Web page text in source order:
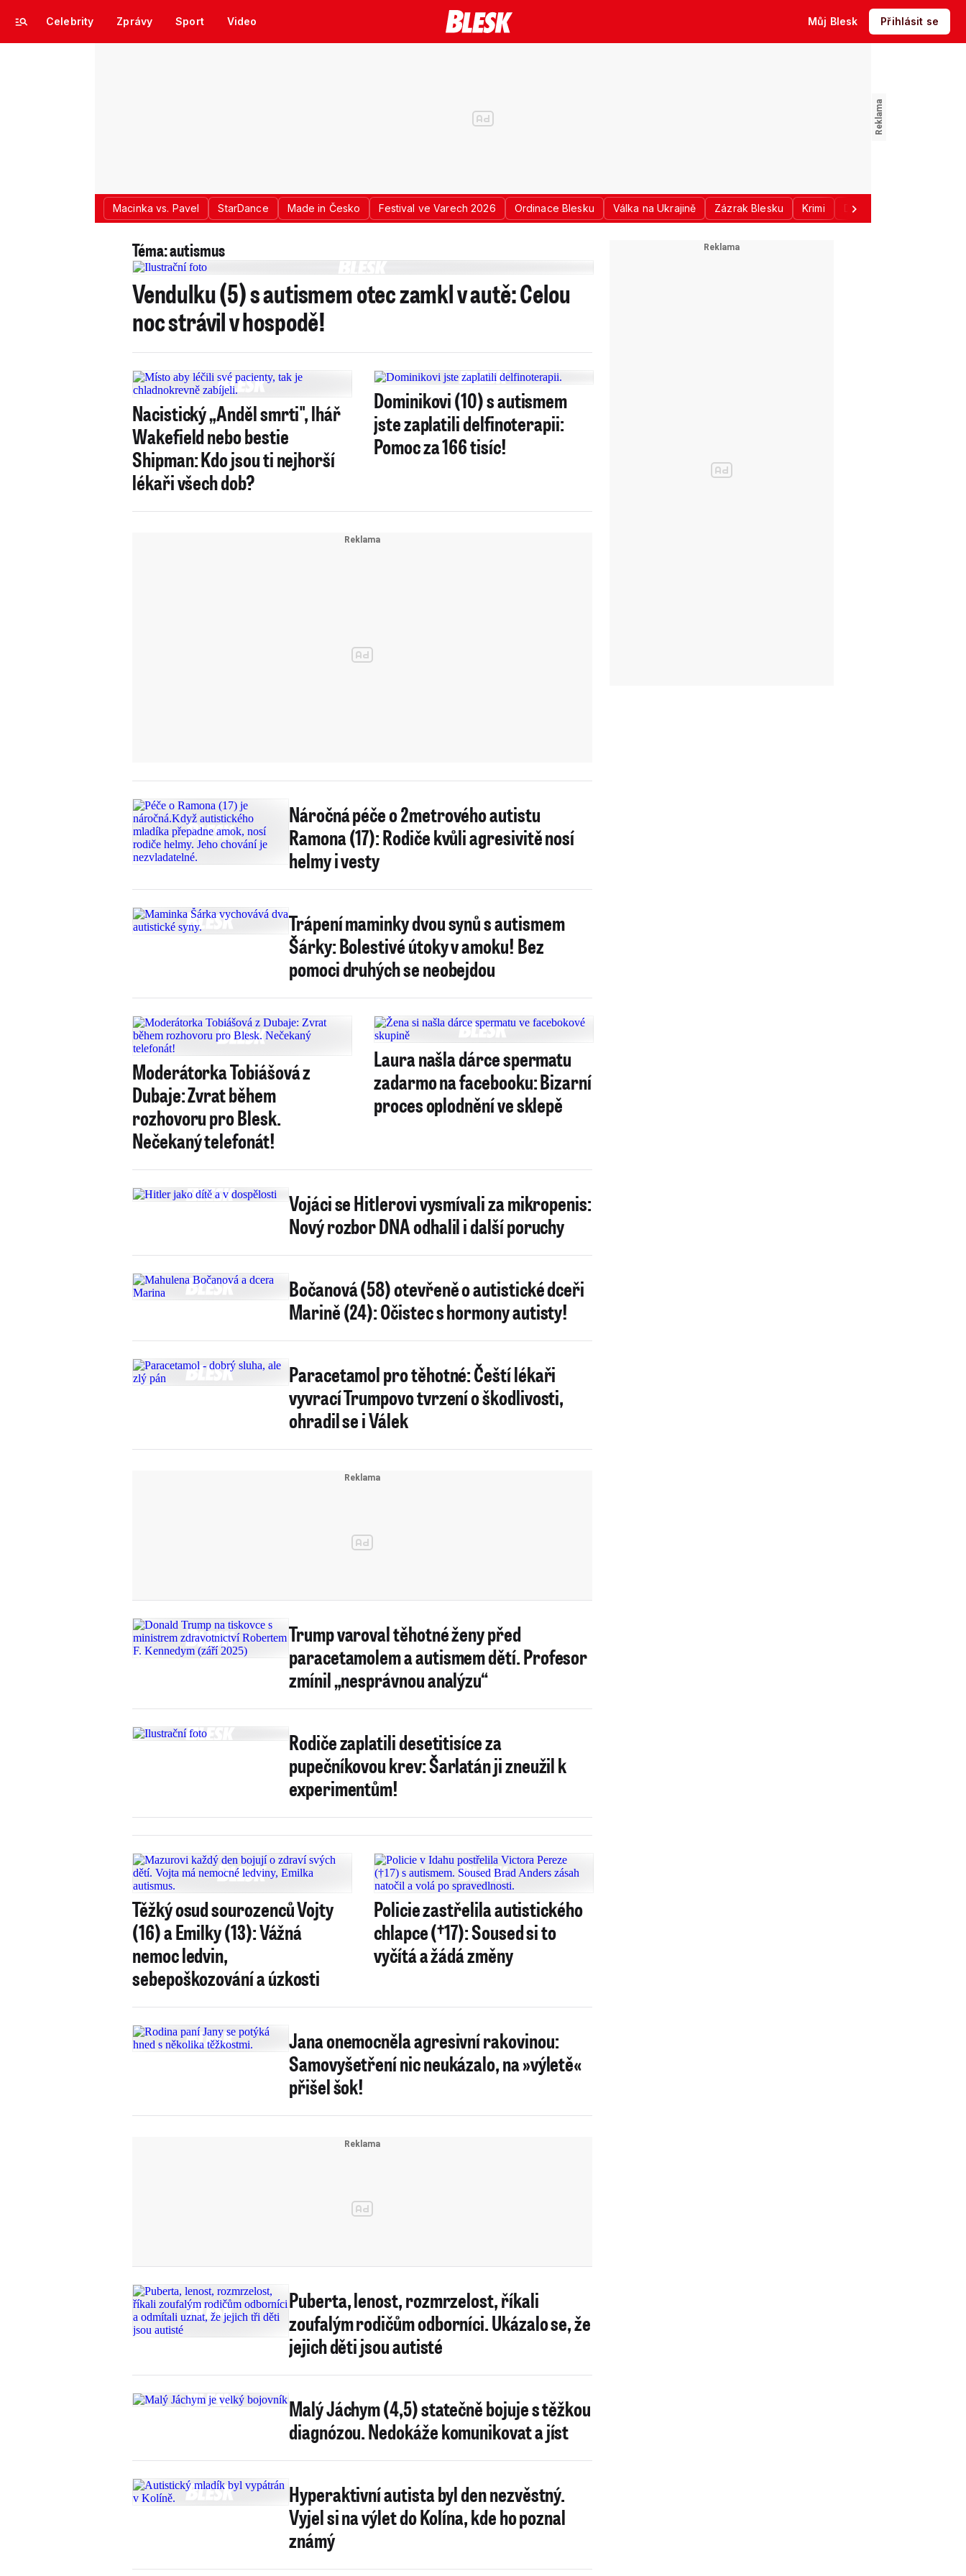
Celebrity Zprávy Sport Video Můj Blesk Přihlásit se
Macinka vs. Pavel StarDance Made in Česko Festival ve Varech 2026 Ordinace Blesku Válka na Ukrajině Zázrak Blesku Krimi Donald Trump
Téma: autismus
Vendulku (5) s autismem otec zamkl v autě: Celou
noc strávil v hospodě!
Nacistický „Anděl smrti", lhář
Wakefield nebo bestie
Shipman: Kdo jsou ti nejhorší
lékaři všech dob?
Dominikovi (10) s autismem
jste zaplatili delfinoterapii:
Pomoc za 166 tisíc!
Náročná péče o 2metrového autistu
Ramona (17): Rodiče kvůli agresivitě nosí
helmy i vesty
Trápení maminky dvou synů s autismem
Šárky: Bolestivé útoky v amoku! Bez
pomoci druhých se neobejdou
Moderátorka Tobiášová z
Dubaje: Zvrat během
rozhovoru pro Blesk.
Nečekaný telefonát!
Laura našla dárce spermatu
zadarmo na facebooku: Bizarní
proces oplodnění ve sklepě
Vojáci se Hitlerovi vysmívali za mikropenis:
Nový rozbor DNA odhalil i další poruchy
Bočanová (58) otevřeně o autistické dceři
Marině (24): Očistec s hormony autisty!
Paracetamol pro těhotné: Čeští lékaři
vyvrací Trumpovo tvrzení o škodlivosti,
ohradil se i Válek
Trump varoval těhotné ženy před
paracetamolem a autismem dětí. Profesor
zmínil „nesprávnou analýzu“
Rodiče zaplatili desetitisíce za
pupečníkovou krev: Šarlatán ji zneužil k
experimentům!
Těžký osud sourozenců Vojty
(16) a Emilky (13): Vážná
nemoc ledvin,
sebepoškozování a úzkosti
Policie zastřelila autistického
chlapce (†17): Soused si to
vyčítá a žádá změny
Jana onemocněla agresivní rakovinou:
Samovyšetření nic neukázalo, na »výletě«
přišel šok!
Puberta, lenost, rozmrzelost, říkali
zoufalým rodičům odborníci. Ukázalo se, že
jejich děti jsou autisté
Malý Jáchym (4,5) statečně bojuje s těžkou
diagnózou. Nedokáže komunikovat a jíst
Hyperaktivní autista byl den nezvěstný.
Vyjel si na výlet do Kolína, kde ho poznal
známý